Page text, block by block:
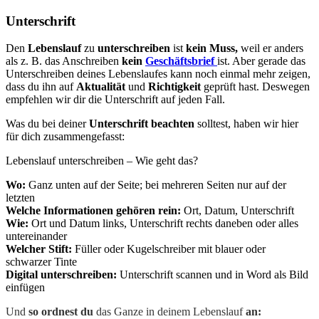
Unterschrift
Den Lebenslaufzu unterschreiben ist kein Muss, weil er anders
als z. B. das Anschreiben kein Geschäftsbriefist. Aber gerade das
Unterschreiben deines Lebenslaufes kann noch einmal mehr zeigen,
dass du ihn auf Aktualität und Richtigkeit geprüft hast. Deswegen
empfehlen wir dir die Unterschrift auf jeden Fall.
Was du bei deinerUnterschrift beachten solltest, haben wir hier
für dich zusammengefasst:
Lebenslauf unterschreiben – Wie geht das?
Wo: Ganz unten auf der Seite; bei mehreren Seiten nur auf der
letzten
Welche Informationen gehören rein: Ort, Datum, Unterschrift
Wie: Ort und Datum links, Unterschrift rechts daneben oder alles
untereinander
Welcher Stift: Füller oder Kugelschreiber mit blauer oder
schwarzer Tinte
Digital unterschreiben: Unterschrift scannen und in Word als Bild
einfügen
Und so ordnest du das Ganze in deinem Lebenslaufan: